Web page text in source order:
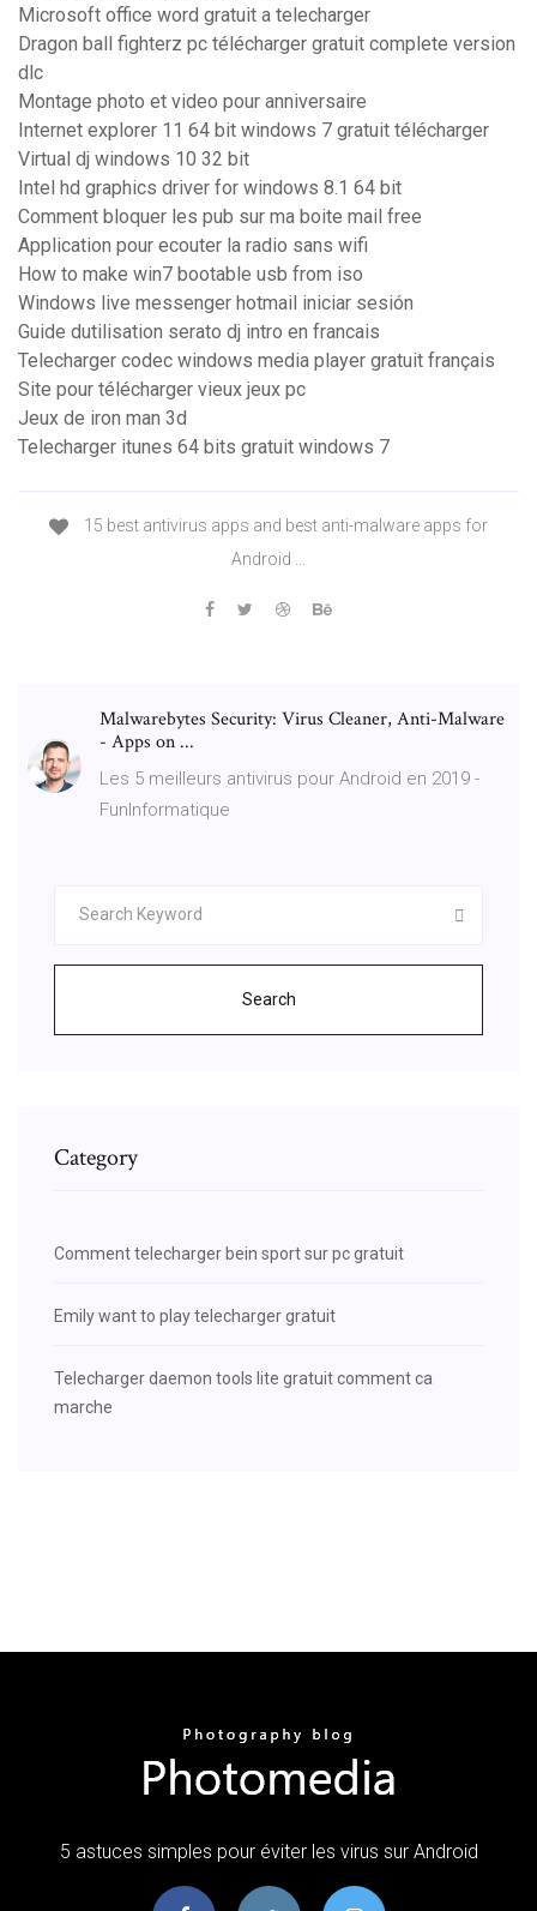
Microsoft office word gratuit a telecharger
Dragon ball fighterz pc télécharger gratuit complete version
dlc
Montage photo et video pour anniversaire
Internet explorer 11 64 bit windows 7 gratuit télécharger
Virtual dj windows 10 32 bit
Intel hd graphics driver for windows 8.1 64 bit
Comment bloquer les pub sur ma boite mail free
Application pour ecouter la radio sans wifi
How to make win7 bootable usb from iso
Windows live messenger hotmail iniciar sesión
Guide dutilisation serato dj intro en francais
Telecharger codec windows media player gratuit français
Site pour télécharger vieux jeux pc
Jeux de iron man 3d
Telecharger itunes 64 bits gratuit windows 7
15 best antivirus apps and best anti-malware apps for
Android ...
Malwarebytes Security: Virus Cleaner, Anti-Malware
- Apps on ...
Les 5 meilleurs antivirus pour Android en 2019 -
FunInformatique
Search
Category
Comment telecharger bein sport sur pc gratuit
Emily want to play telecharger gratuit
Telecharger daemon tools lite gratuit comment ca
marche
5 astuces simples pour éviter les virus sur Android